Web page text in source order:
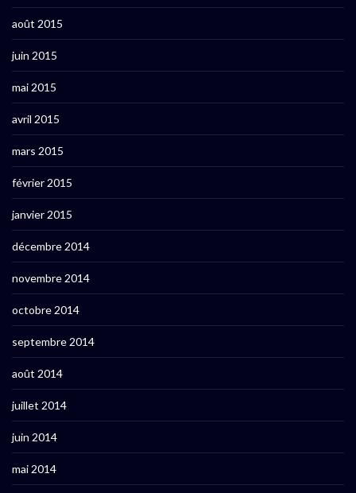
août 2015
juin 2015
mai 2015
avril 2015
mars 2015
février 2015
janvier 2015
décembre 2014
novembre 2014
octobre 2014
septembre 2014
août 2014
juillet 2014
juin 2014
mai 2014